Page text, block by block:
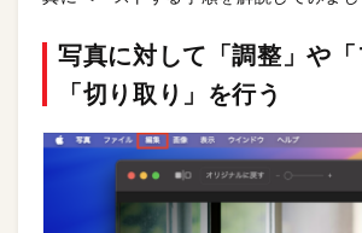
写真に対して「調整」や「
「切り取り」を行う